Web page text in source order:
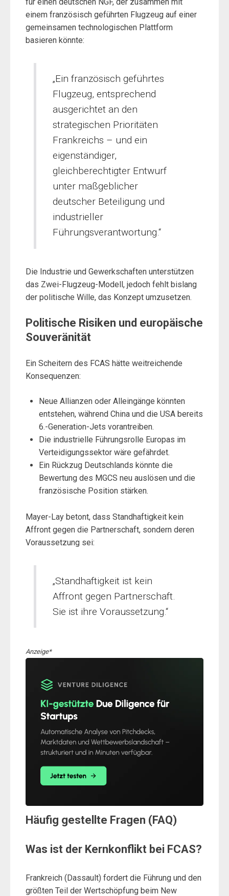
einem französisch geführten Flugzeug auf einer
gemeinsamen technologischen Plattform
basieren könnte:
„Ein französisch geführtes
Flugzeug, entsprechend
ausgerichtet an den
strategischen Prioritäten
Frankreichs – und ein
eigenständiger,
gleichberechtigter Entwurf
unter maßgeblicher
deutscher Beteiligung und
industrieller
Führungsverantwortung.“
Die Industrie und Gewerkschaften unterstützen
das Zwei-Flugzeug-Modell, jedoch fehlt bislang
der politische Wille, das Konzept umzusetzen.
Politische Risiken und europäische
Souveränität
Ein Scheitern des FCAS hätte weitreichende
Konsequenzen:
Neue Allianzen oder Alleingänge könnten
entstehen, während China und die USA bereits
6.-Generation-Jets vorantreiben.
Die industrielle Führungsrolle Europas im
Verteidigungssektor wäre gefährdet.
Ein Rückzug Deutschlands könnte die
Bewertung des MGCS neu auslösen und die
französische Position stärken.
Mayer-Lay betont, dass Standhaftigkeit kein
Affront gegen die Partnerschaft, sondern deren
Voraussetzung sei:
„Standhaftigkeit ist kein
Affront gegen Partnerschaft.
Sie ist ihre Voraussetzung.“
Anzeige*
Häufig gestellte Fragen (FAQ)
Was ist der Kernkonflikt bei FCAS?
Frankreich (Dassault) fordert die Führung und den
größten Teil der Wertschöpfung beim New